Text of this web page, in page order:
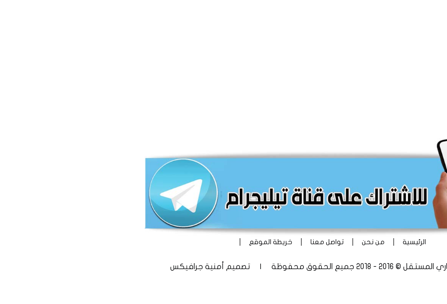
الرئيسية من نحن تواصل معنا خريطة الموقع
2018 جميع الحقوق محفوظة | تصميم أمنية جرافيكس